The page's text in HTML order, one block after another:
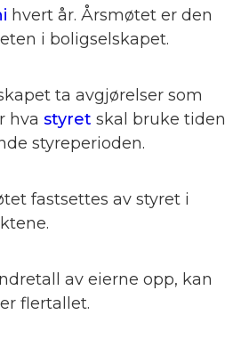
hvert år. Årsmøtet er den
i boligselskapet.
ta avgjørelser som
hva styret skal bruke tiden
styreperioden.
fastsettes av styret i
av eierne opp, kan
flertallet.